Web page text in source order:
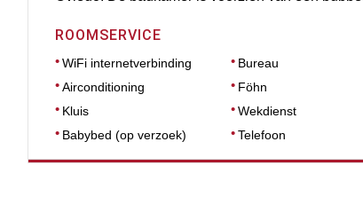
ROOMSERVICE
WiFi internetverbinding
Airconditioning
Kluis
Babybed (op verzoek)
Bureau
Föhn
Wekdienst
Telefoon